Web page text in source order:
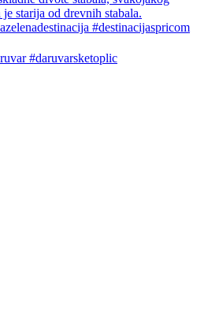
#daruvarsketoplic